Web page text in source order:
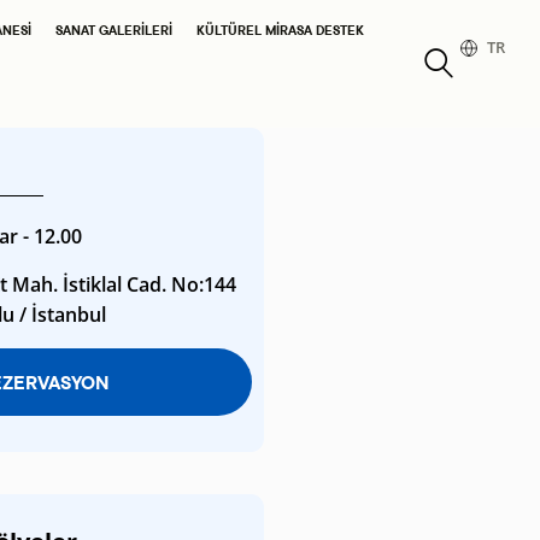
SANAT GALERILERI KÜLTÜREL MIRASA DESTEK
TR
- 12.00
Mah. İstiklal Cad. No:144
/ İstanbul